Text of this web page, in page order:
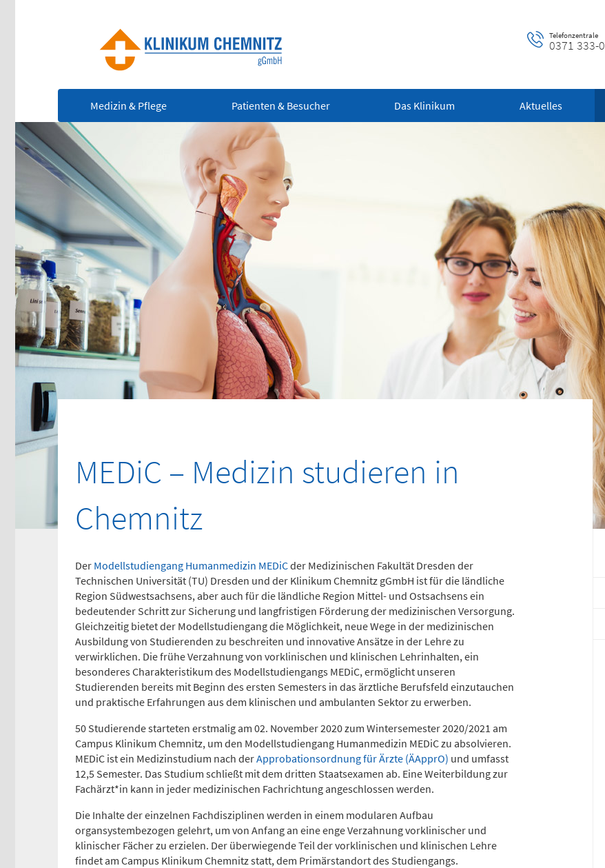
Telefonzentrale
0371 333-0
Notfall
Rettungsdienst
112
Giftnotruf
0361 730730
Ärztlicher Bereitschaftsdienst
116117
Psychiatrische
Notfallaufnahme
Für Erwachsene:
0371 - 333 12600
Für Kinder:
Zentrale Notaufnahme
lebensbedrohlichen medizinischen
Telefon
0371 - 333 35500
(0 bis 24 Uhr)
Für kardiologische Notfälle (zum
Beispiel Herzinfarkt)
Telefon
0172 - 377 2436
Kinderchirurgische
Notfallambulanz
Telefon
0371 - 333 36328
Telefon
0371 - 333 24350
Gefäß- und
Thoraxhotline
Telefon
0173 - 566 6514
Anfahrtskarte (PDF)
Medizin & Pflege Patienten & Besucher Das Klinikum Aktuelles
MEDiC – Medizin studieren in
Chemnitz
Der Modellstudiengang Humanmedizin MEDiCder Medizinischen Fakultät Dresden der
Technischen Universität (TU) Dresden und der Klinikum Chemnitz gGmbH ist für die ländliche
Region Südwestsachsens, aber auch für die ländliche Region Mittel- und Ostsachsens ein
bedeutender Schritt zur Sicherung und langfristigen Förderung der medizinischen Versorgung.
Gleichzeitig bietet der Modellstudiengang die Möglichkeit, neue Wege in der medizinischen
Ausbildung von Studierenden zu beschreiten und innovative Ansätze in der Lehre zu
verwirklichen. Die frühe Verzahnung von vorklinischen und klinischen Lehrinhalten, ein
besonderes Charakteristikum des Modellstudiengangs MEDiC, ermöglicht unseren
Studierenden bereits mit Beginn des ersten Semesters in das ärztliche Berufsfeld einzutauchen
und praktische Erfahrungen aus dem klinischen und ambulanten Sektor zu erwerben.
50 Studierende starteten erstmalig am 02. November 2020 zum Wintersemester 2020/2021 am
Campus Klinikum Chemnitz, um den Modellstudiengang Humanmedizin MEDiC zu absolvieren.
MEDiC ist ein Medizinstudium nach derApprobationsordnung für Ärzte (ÄApprO) und umfasst
12,5 Semester. Das Studium schließt mit dem dritten Staatsexamen ab. Eine Weiterbildung zur
Fachärzt*in kann in jeder medizinischen Fachrichtung angeschlossen werden.
Die Inhalte der einzelnen Fachdisziplinen werden in einem modularen Aufbau
organsystembezogen gelehrt, um von Anfang an eine enge Verzahnung vorklinischer und
klinischer Fächer zu erzielen. Der überwiegende Teil der vorklinischen und klinischen Lehre
findet am Campus Klinikum Chemnitz statt, dem Primärstandort des Studiengangs.